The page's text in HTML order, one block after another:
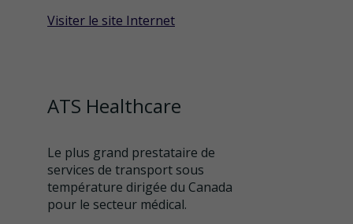
Visiter le site Internet
ATS Healthcare
Le plus grand prestataire de
services de transport sous
température dirigée du Canada
pour le secteur médical.